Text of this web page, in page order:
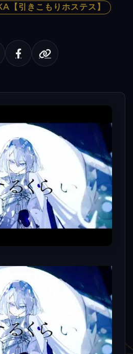
【引きこもりホステス】